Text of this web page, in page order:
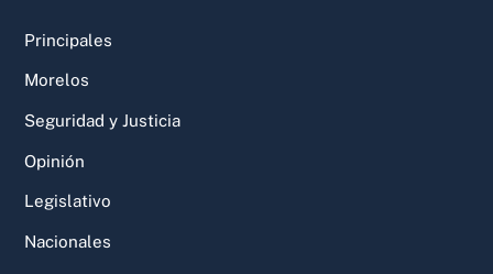
Principales
Morelos
Seguridad y Justicia
Opinión
Legislativo
Nacionales